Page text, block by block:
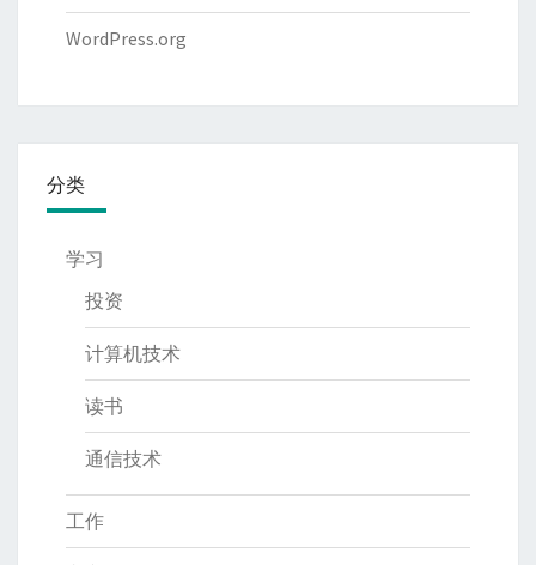
WordPress.org
分类
学习
投资
计算机技术
读书
通信技术
工作